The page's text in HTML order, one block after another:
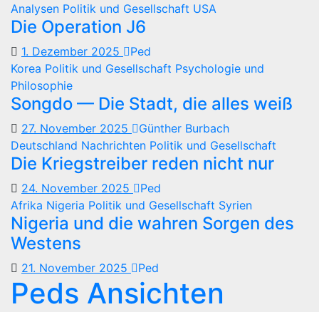
Analysen Politik und Gesellschaft USA
Die Operation J6
1. Dezember 2025
Ped
Korea Politik und Gesellschaft Psychologie und
Philosophie
Songdo — Die Stadt, die alles weiß
27. November 2025
Günther Burbach
Deutschland Nachrichten Politik und Gesellschaft
Die Kriegstreiber reden nicht nur
24. November 2025
Ped
Afrika Nigeria Politik und Gesellschaft Syrien
Nigeria und die wahren Sorgen des
Westens
21. November 2025 Ped
Peds Ansichten